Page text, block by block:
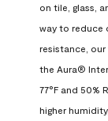
on tile, glass,
way to reduce
resistance,
the Aura®
77°F and 50%
higher